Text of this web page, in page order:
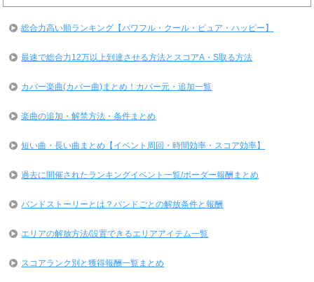
総合力高い順ランキング【パワフル・クール・ピュア・ハッピー】
最速で総合力12万以上到達させる方法とスコアA・S取る方法
カバー楽曲(カバー曲)まとめ！カバー元・追加一覧
楽曲の追加・解禁方法・条件まとめ
短い曲・長い曲まとめ【イベント周回・時間効率・スコア効率】
過去に開催されたランキングイベント一覧/ボーダー報酬まとめ
バンドストーリーとは？バンドごとの解放条件と報酬
エリアの解放方法/設置できるエリアアイテム一覧
スコアランク別と獲得報酬一覧まとめ